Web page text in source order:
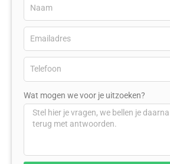
Wat mogen we voor je uitzoeken?